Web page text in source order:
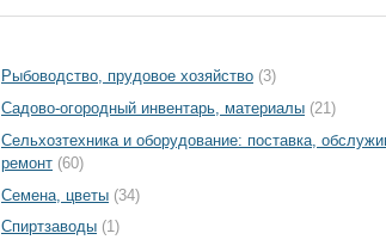
Рыбоводство, прудовое хозяйство (3)
Садово-огородный инвентарь, материалы (21)
Сельхозтехника и оборудование: поставка,
ремонт (60)
Семена, цветы (34)
Спиртзаводы (1)